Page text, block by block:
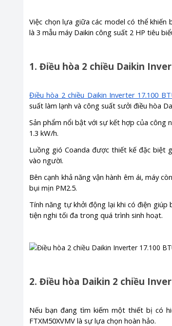
Việc chọn lựa giữa các model có thể khiến
là 3 mẫu máy Daikin công suất 2 HP tiêu
1. Điều hòa 2 chiều Daikin
Điều hòa 2 chiều Daikin Inverter 17.100
suất làm lạnh và công suất sưởi điều hòa
Sản phẩm nổi bật với sự kết hợp của
1.3 kW/h.
Luồng gió Coanda được thiết kế đặc biệt
vào người.
Bên cạnh khả năng vận hành êm ái, máy
bụi mịn PM2.5.
Tính năng tự khởi động lại khi có điện
tiện nghi tối đa trong quá trình sinh hoạt.
2. Điều hòa Daikin 2 chiều
Nếu bạn đang tìm kiếm một thiết bị có
FTXM50XVMV là sự lựa chọn hoàn hảo.